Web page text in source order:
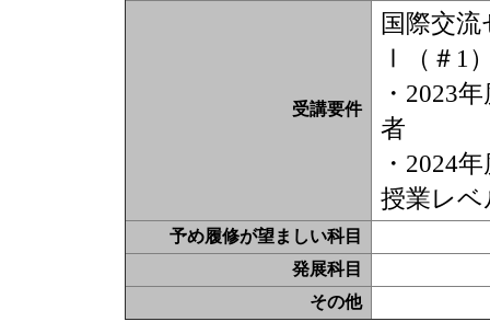
受講要件
国際交
Ⅰ（＃1
・2023
者
・2024
授業レ
予め履修が望ましい科目
発展科目
その他